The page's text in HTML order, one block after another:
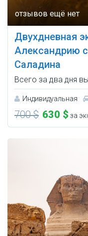
Двухдневная
Александрию
Саладина
Всего за два дня
Индивидуальная
700 $ 630 $ за